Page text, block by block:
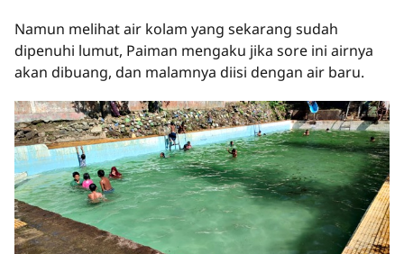
Namun melihat air kolam yang sekarang sudah
dipenuhi lumut, Paiman mengaku jika sore ini airnya
akan dibuang, dan malamnya diisi dengan air baru.